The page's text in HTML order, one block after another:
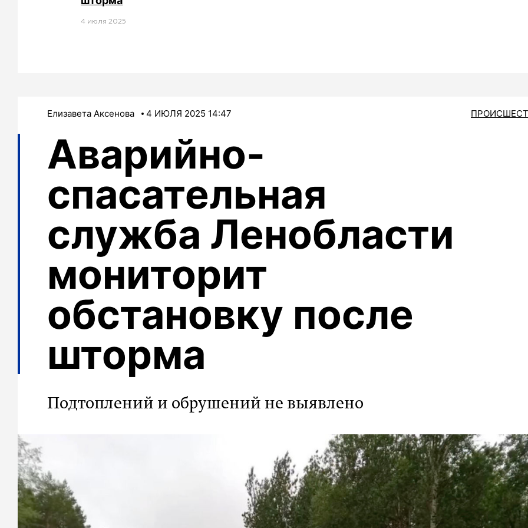
4 июля 2025
Елизавета Аксенова 4 ИЮЛЯ 2025 14:47
Аварийно-
спасательная
служба Ленобласти
мониторит
обстановку после
шторма
Подтоплений и обрушений не выявлено